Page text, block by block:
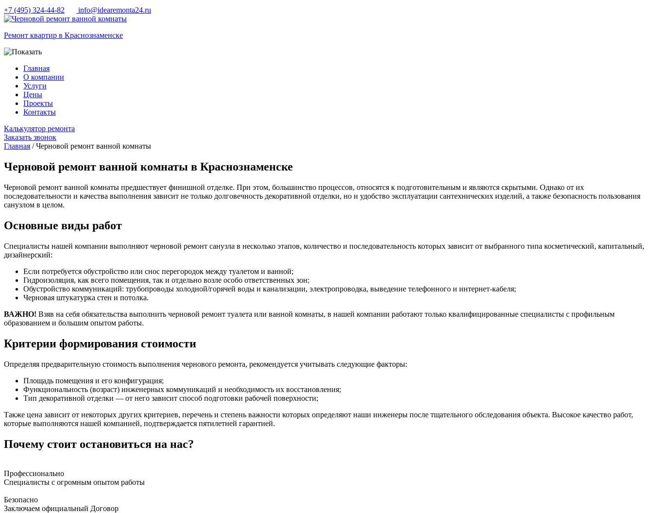
+7 (495) 324-44-82 info@idearemonta24.ru
Ремонт квартир в Краснознаменске
Главная
О компании
Услуги
Цены
Проекты
Контакты
Калькулятор ремонта
Заказать звонок
Главная / Черновой ремонт ванной комнаты
Черновой ремонт ванной комнаты в Краснознаменске
Черновой ремонт ванной комнаты предшествует финишной отделке. При этом, большинство процессов, относятся к подготовительным и являются скрытыми. Однако от их
последовательности и качества выполнения зависит не только долговечность декоративной отделки, но и удобство эксплуатации сантехнических изделий, а также безопасность пользования
санузлом в целом.
Основные виды работ
Специалисты нашей компании выполняют черновой ремонт санузла в несколько этапов, количество и последовательность которых зависит от выбранного типа косметический, капитальный,
дизайнерский:
Если потребуется обустройство или снос перегородок между туалетом и ванной;
Гидроизоляция, как всего помещения, так и отдельно возле особо ответственных зон;
Обустройство коммуникаций: трубопроводы холодной/горячей воды и канализации, электропроводка, выведение телефонного и интернет-кабеля;
Черновая штукатурка стен и потолка.
ВАЖНО! Взяв на себя обязательства выполнить черновой ремонт туалета или ванной комнаты, в нашей компании работают только квалифицированные специалисты с профильным
образованием и большим опытом работы.
Критерии формирования стоимости
Определяя предварительную стоимость выполнения чернового ремонта, рекомендуется учитывать следующие факторы:
Площадь помещения и его конфигурация;
Функциональность (возраст) инженерных коммуникаций и необходимость их восстановления;
Тип декоративной отделки — от него зависит способ подготовки рабочей поверхности;
Также цена зависит от некоторых других критериев, перечень и степень важности которых определяют наши инженеры после тщательного обследования объекта. Высокое качество работ,
которые выполняются нашей компанией, подтверждается пятилетней гарантией.
Почему стоит остановиться на нас?
Профессионально
Специалисты с огромным опытом работы
Безопасно
Заключаем официальный Договор